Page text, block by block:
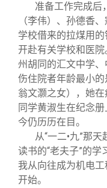
准备工作完成后
（李伟）、孙德香
学校借来的拉煤用的
开赴有关学校和医
州胡同的汇文中学
伤住院者年龄最小
翁文灏之女），她
同学黄淑生在纪念
今仍历历在目。
从“一二•九”那
读书的“老夫子”的
我从向往成为机电
开始。